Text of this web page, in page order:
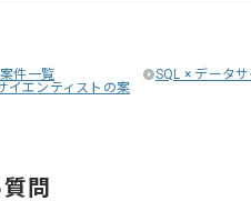
件一覧
SQL × データ
イエンティストの案
問